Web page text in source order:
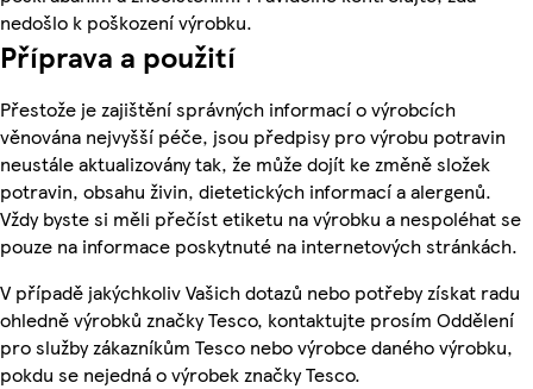
nedošlo k poškození výrobku.
Příprava a použití
Přestože je zajištění správných informací o výrobcích
věnována nejvyšší péče, jsou předpisy pro výrobu potravin
neustále aktualizovány tak, že může dojít ke změně složek
potravin, obsahu živin, dietetických informací a alergenů.
Vždy byste si měli přečíst etiketu na výrobku a nespoléhat se
pouze na informace poskytnuté na internetových stránkách.
V případě jakýchkoliv Vašich dotazů nebo potřeby získat radu
ohledně výrobků značky Tesco, kontaktujte prosím Oddělení
pro služby zákazníkům Tesco nebo výrobce daného výrobku,
pokdu se nejedná o výrobek značky Tesco.